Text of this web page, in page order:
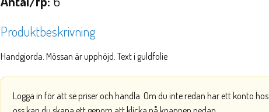
Produktbeskrivning
Handgjorda. Mössan är upphöjd. Text i guldfolie
Logga in för att se priser och handla. Om du inte redan har ett konto hos